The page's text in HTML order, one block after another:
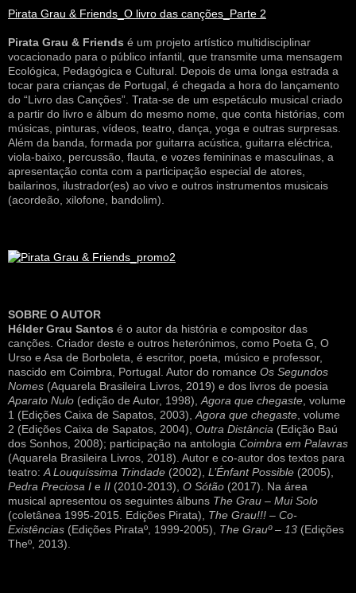
Pirata Grau & Friends_O livro das canções_Parte 2
Pirata Grau & Friends é um projeto artístico multidisciplinar
vocacionado para o público infantil, que transmite uma mensagem
Ecológica, Pedagógica e Cultural. Depois de uma longa estrada a
tocar para crianças de Portugal, é chegada a hora do lançamento
do “Livro das Canções”. Trata-se de um espetáculo musical criado
a partir do livro e álbum do mesmo nome, que conta histórias, com
músicas, pinturas, vídeos, teatro, dança, yoga e outras surpresas.
Além da banda, formada por guitarra acústica, guitarra eléctrica,
viola-baixo, percussão, flauta, e vozes femininas e masculinas, a
apresentação conta com a participação especial de atores,
bailarinos, ilustrador(es) ao vivo e outros instrumentos musicais
(acordeão, xilofone, bandolim).
SOBRE O AUTOR
Hélder Grau Santos é o autor da história e compositor das
canções. Criador deste e outros heterónimos, como Poeta G, O
Urso e Asa de Borboleta, é escritor, poeta, músico e professor,
nascido em Coimbra, Portugal. Autor do romance Os Segundos
Nomes (Aquarela Brasileira Livros, 2019) e dos livros de poesia
Aparato Nulo (edição de Autor, 1998), Agora que chegaste , volume
1 (Edições Caixa de Sapatos, 2003), Agora que chegaste , volume
2 (Edições Caixa de Sapatos, 2004), Outra Distância (Edição Baú
dos Sonhos, 2008); participação na antologia Coimbra em Palavras
(Aquarela Brasileira Livros, 2018). Autor e co-autor dos textos para
teatro: A Louquíssima Trindade (2002), L’Énfant Possible (2005),
Pedra Preciosa I e II (2010-2013), O Sótão (2017). Na área
musical apresentou os seguintes álbuns The Grau – Mui Solo
(coletânea 1995-2015. Edições Pirata), The Grau!!! – Co-
Existências (Edições Pirataº, 1999-2005), The Grauº – 13 (Edições
Theº, 2013).